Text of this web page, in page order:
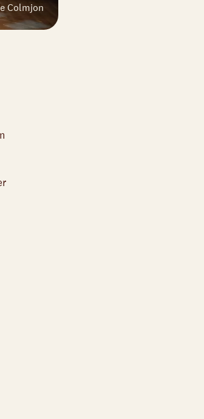
Colmjon